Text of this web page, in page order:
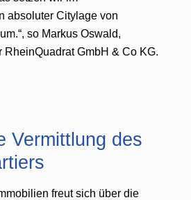
absoluter Citylage von
so Markus Oswald,
RheinQuadrat GmbH & Co KG.
Vermittlung des
freut sich über die